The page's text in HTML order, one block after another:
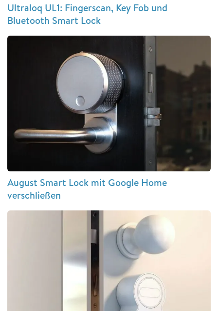
Ultraloq UL1: Fingerscan, Key Fob und
Bluetooth Smart Lock
August Smart Lock mit Google Home
verschließen